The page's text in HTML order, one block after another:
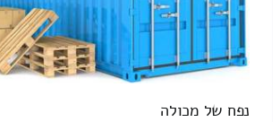
נפח של מכולה